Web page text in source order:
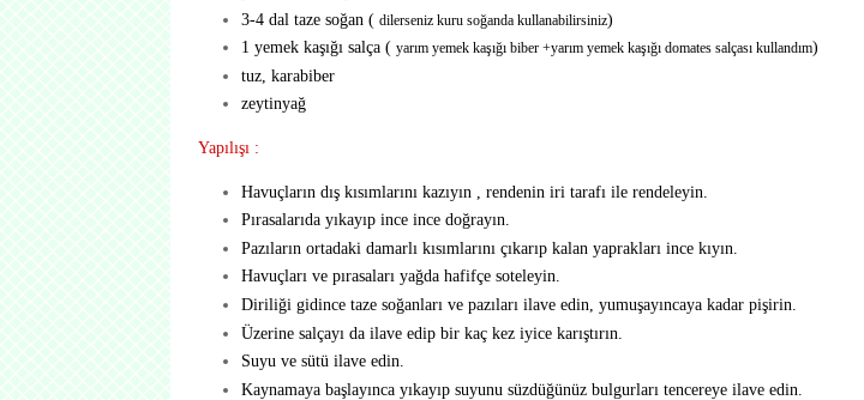
3-4 dal taze soğan ( dilerseniz kuru soğanda kullanabilirsiniz)
1 yemek kaşığı salça ( yarım yemek kaşığı biber +yarım yemek kaşığı domates salçası kullandım)
tuz, karabiber
zeytinyağ
Yapılışı :
Havuçların dış kısımlarını kazıyın , rendenin iri tarafı ile rendeleyin.
Pırasalarıda yıkayıp ince ince doğrayın.
Pazıların ortadaki damarlı kısımlarını çıkarıp kalan yaprakları ince kıyın.
Havuçları ve pırasaları yağda hafifçe soteleyin.
Diriliği gidince taze soğanları ve pazıları ilave edin, yumuşayıncaya kadar pişirin.
Üzerine salçayı da ilave edip bir kaç kez iyice karıştırın.
Suyu ve sütü ilave edin.
Kaynamaya başlayınca yıkayıp suyunu süzdüğünüz bulgurları tencereye ilave edin.